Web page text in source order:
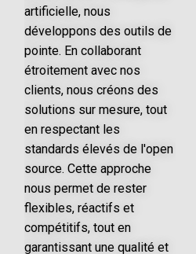
artificielle, nous
développons des outils de
pointe. En collaborant
étroitement avec nos
clients, nous créons des
solutions sur mesure, tout
en respectant les
standards élevés de l'open
source. Cette approche
nous permet de rester
flexibles, réactifs et
compétitifs, tout en
garantissant une qualité et